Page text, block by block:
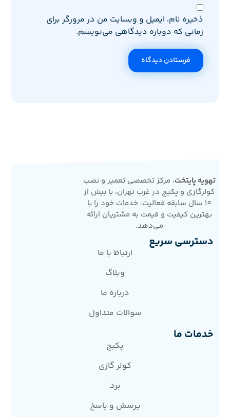
ذخیره نام، ایمیل و وبسایت من در مرورگر برای
زمانی که دوباره دیدگاهی می‌نویسم.
فرستادن دیدگاه
تهویه پایتخت، مرکز تخصصی تعمیر و نصب
کولرگازی و پکیج در غرب تهران، با بیش از
10 سال سابقه فعالیت، خدمات خود را با
بهترین کیفیت و قیمت به مشتریان ارائه
می‌دهد.
دسترسی سریع
ارتباط با ما
وبلاگ
درباره ما
سوالات متداول
خدمات ما
پکیج
کولر گازی
برد
پرسش و پاسخ